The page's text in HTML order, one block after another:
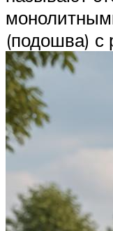
(подошва) с